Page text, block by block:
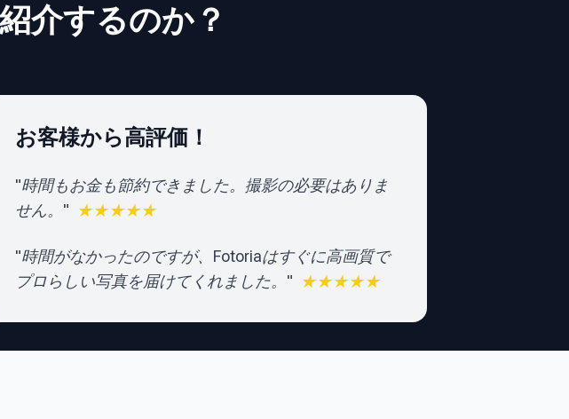
介するのか？
お客様から高評価！
"時間もお金も節約できました。撮影の必要はありま
せん。 " ★★★★★
"時間がなかったのですが、Fotoriaはすぐに高画質で
プロらしい写真を届けてくれました。 " ★★★★★